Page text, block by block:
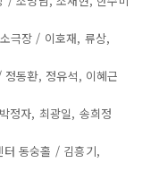
극장 / 이호재, 류상,
동환, 정유석, 이혜근
정자, 최광일, 송희정
동숭홀 / 김흥기,